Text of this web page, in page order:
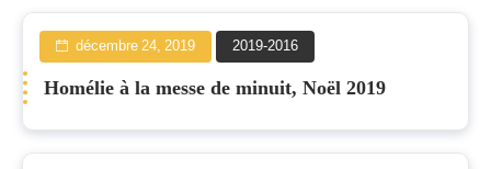
décembre 24, 2019 2019-2016
Homélie à la messe de minuit, Noël 2019